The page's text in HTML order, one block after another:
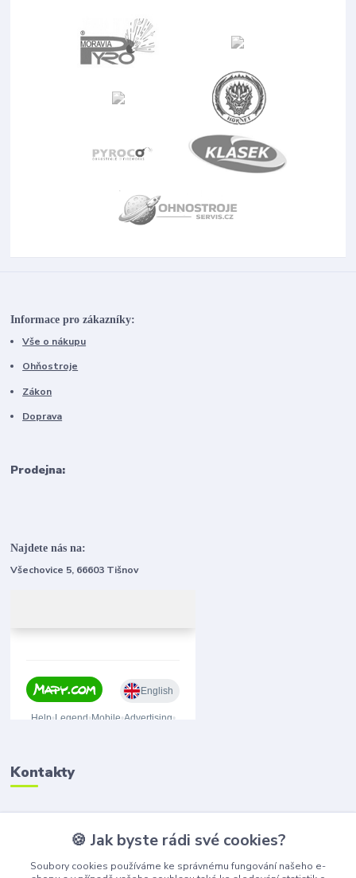
Informace pro zákazníky:
Vše o nákupu
Ohňostroje
Zákon
Doprava
Prodejna:
Najdete nás na:
Všechovice 5, 66603 Tišnov
Kontakty
(+420) 776 075 751🍪 Jak byste rádi své cookies?
Soubory cookies používáme ke správnému fungování našeho e-